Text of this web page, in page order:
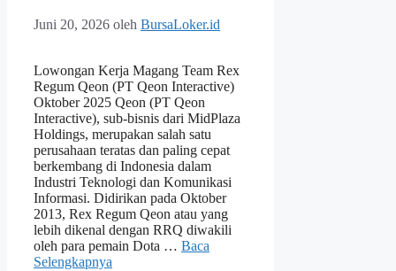
Juni 20, 2026 oleh BursaLoker.id
Lowongan Kerja Magang Team Rex
Regum Qeon (PT Qeon Interactive)
Oktober 2025 Qeon (PT Qeon
Interactive), sub-bisnis dari MidPlaza
Holdings, merupakan salah satu
perusahaan teratas dan paling cepat
berkembang di Indonesia dalam
Industri Teknologi dan Komunikasi
Informasi. Didirikan pada Oktober
2013, Rex Regum Qeon atau yang
lebih dikenal dengan RRQ diwakili
oleh para pemain Dota … Baca
Selengkapnya